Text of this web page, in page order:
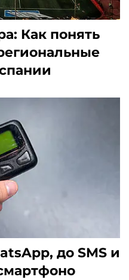
Как понять
до SMS и